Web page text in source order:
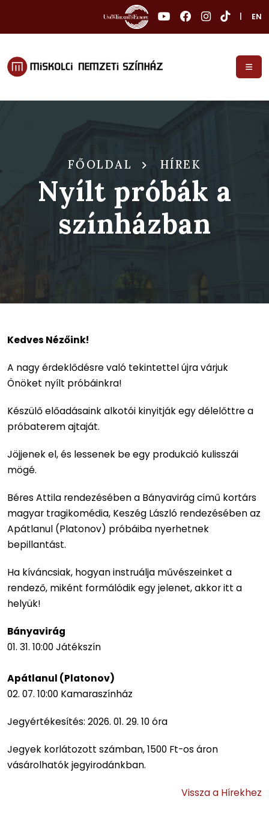
EN
FŐOLDAL HÍREK
Nyílt próbák a
színházban
Kedves Nézőink!
A nagy érdeklődésre való tekintettel újra várjuk
Önöket nyílt próbáinkra!
Készülő előadásaink alkotói kinyitják egy délelőttre a
próbaterem ajtaját.
Jöjjenek el, és lessenek be egy produkció kulisszái
mögé.
Béres Attila rendezésében a Bányavirág című kortárs
magyar tragikomédia, Keszég László rendezésében az
Apátlanul (Platonov) próbáiba nyerhetnek
bepillantást.
Ha kíváncsiak, hogyan instruálja művészeinket a
rendező, miként formálódik egy jelenet, akkor itt a
helyük!
Bányavirág
01. 31. 10:00 Játékszín
Apátlanul (Platonov)
02. 07. 10:00 Kamaraszínház
Jegyértékesítés: 2026. 01. 29. 10 óra
Jegyek korlátozott számban, 1500 Ft-os áron
vásárolhatók jegyirodánkban.
Vissza a Hírekhez